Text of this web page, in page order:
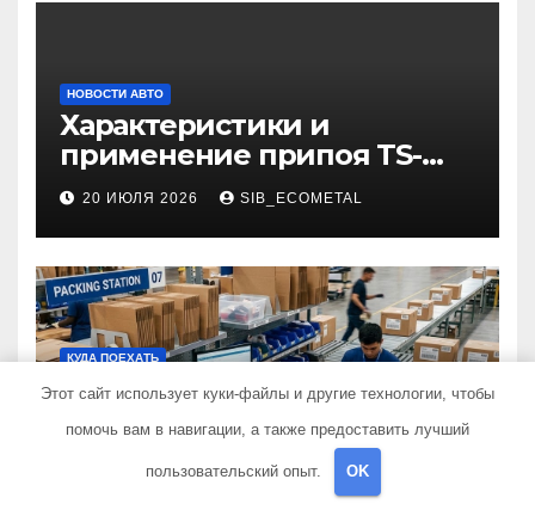
НОВОСТИ АВТО
Характеристики и
применение припоя TS-
99.35050
20 ИЮЛЯ 2026 SIB_ECOMETAL
КУДА ПОЕХАТЬ
Принципы организации
рабочих мест для упаковки
и комплектации товаров
SIB_ECOMETAL
Этот сайт использует куки-файлы и другие технологии, чтобы
помочь вам в навигации, а также предоставить лучший
пользовательский опыт. OK